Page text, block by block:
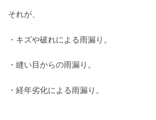
それが、
・キズや破れによる雨漏り。
・縫い目からの雨漏り。
・経年劣化による雨漏り。